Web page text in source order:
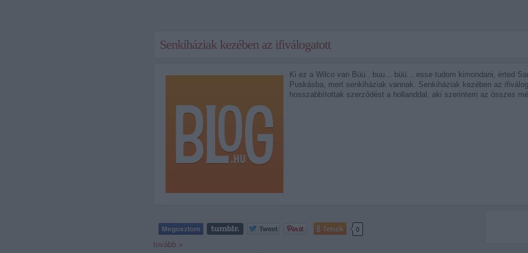
Senkiháziak kezében az ifiválogatott
Ki ez a Wilco van Büü.. buu... büü... esse tudom kimondani, érted
Puskásba, mert senkiháziak vannak. Senkiháziak kezében az
hosszabbítottak szerződést a hollanddal, aki szerintem az összes
Tetszik 0
tovább »